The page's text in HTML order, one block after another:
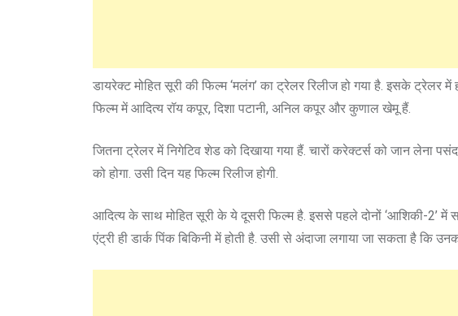
डायरेक्ट मोहित सूरी की फिल्म ‘मलंग’ का ट्रेलर रिलीज हो गया है. इसके
फिल्म में आदित्य रॉय कपूर, दिशा पटानी, अनिल कपूर और कुणाल खेमू हैं.
जितना ट्रेलर में निगेटिव शेड को दिखाया गया हैं. चारों करेक्टर्स को जान लेना
को होगा. उसी दिन यह फिल्म रिलीज होगी.
आदित्य के साथ मोहित सूरी के ये दूसरी फिल्म है. इससे पहले दोनों ‘आशिकी-2’ में
एंट्री ही डार्क पिंक बिकिनी में होती है. उसी से अंदाजा लगाया जा सकता है कि